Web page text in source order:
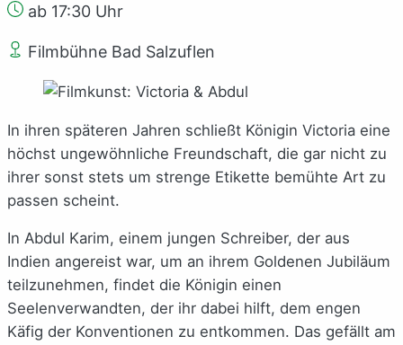
ab 17:30 Uhr
Filmbühne Bad Salzuflen
In ihren späteren Jahren schließt Königin Victoria eine
höchst ungewöhnliche Freundschaft, die gar nicht zu
ihrer sonst stets um strenge Etikette bemühte Art zu
passen scheint.
In Abdul Karim, einem jungen Schreiber, der aus
Indien angereist war, um an ihrem Goldenen Jubiläum
teilzunehmen, findet die Königin einen
Seelenverwandten, der ihr dabei hilft, dem engen
Käfig der Konventionen zu entkommen. Das gefällt am